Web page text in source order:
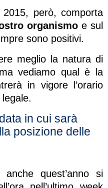
2015, però, comporta
organismo e sul
sono positivi.
meglio la natura di
vediamo qual è la
in vigore l’orario
in cui sarà
posizione delle
quest’anno si